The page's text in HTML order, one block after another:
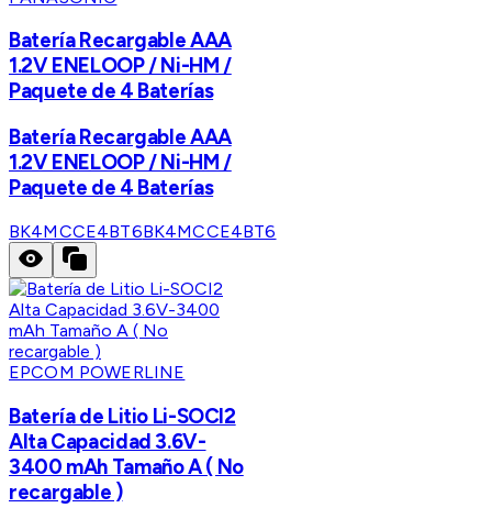
Batería Recargable AAA
1.2V ENELOOP / Ni-HM /
Paquete de 4 Baterías
Batería Recargable AAA
1.2V ENELOOP / Ni-HM /
Paquete de 4 Baterías
BK4MCCE4BT6BK4MCCE4BT6
EPCOM POWERLINE
Batería de Litio Li-SOCI2
Alta Capacidad 3.6V-
3400 mAh Tamaño A ( No
recargable )